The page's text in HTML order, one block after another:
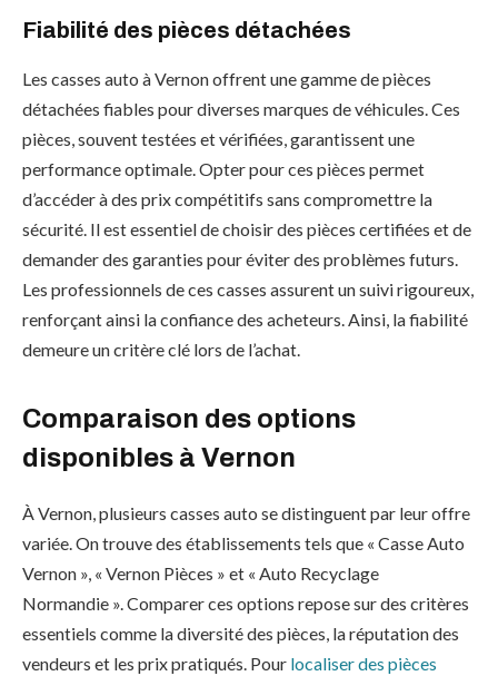
Fiabilité des pièces détachées
Les casses auto à Vernon offrent une gamme de pièces
détachées fiables pour diverses marques de véhicules. Ces
pièces, souvent testées et vérifiées, garantissent une
performance optimale. Opter pour ces pièces permet
d’accéder à des prix compétitifs sans compromettre la
sécurité. Il est essentiel de choisir des pièces certifiées et de
demander des garanties pour éviter des problèmes futurs.
Les professionnels de ces casses assurent un suivi rigoureux,
renforçant ainsi la confiance des acheteurs. Ainsi, la fiabilité
demeure un critère clé lors de l’achat.
Comparaison des options
disponibles à Vernon
À Vernon, plusieurs casses auto se distinguent par leur offre
variée. On trouve des établissements tels que « Casse Auto
Vernon », « Vernon Pièces » et « Auto Recyclage
Normandie ». Comparer ces options repose sur des critères
essentiels comme la diversité des pièces, la réputation des
vendeurs et les prix pratiqués. Pour localiser des pièces